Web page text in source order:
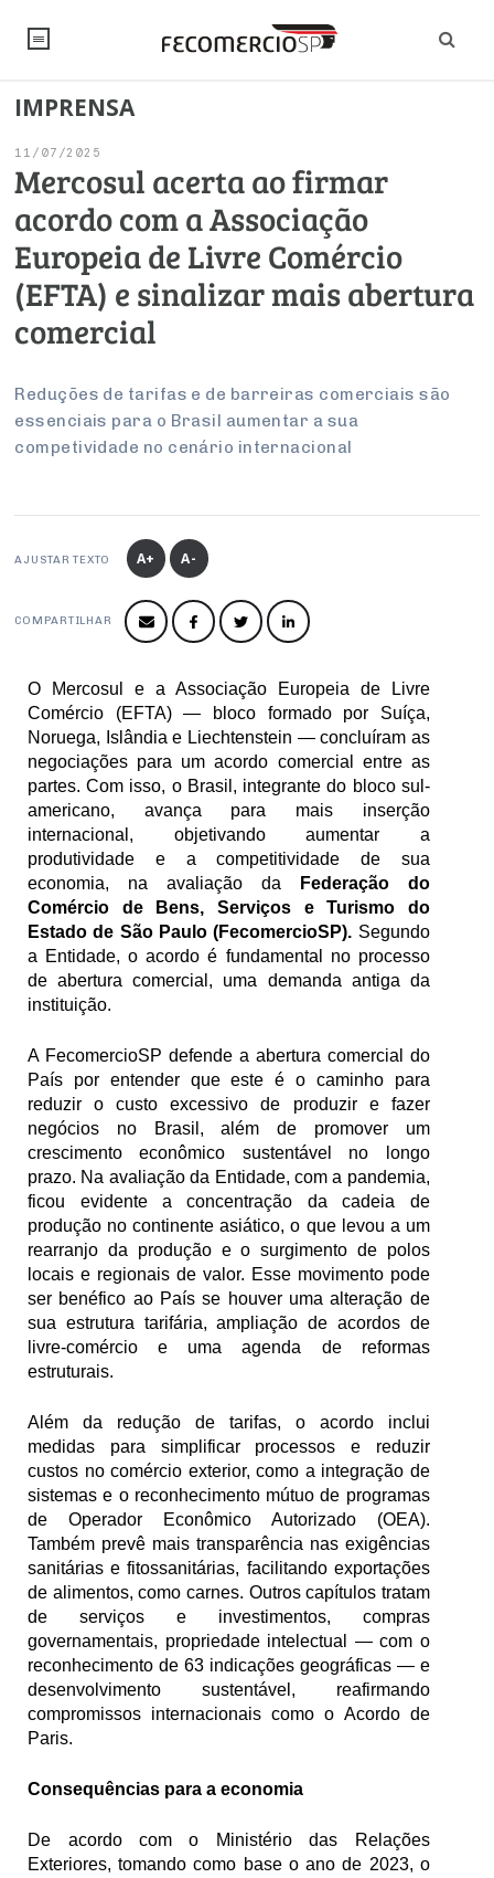
NOTÍCIAS
Artigos
Institucional
Debates Fecomercio-SP
PROJETOS ESPECIAIS:
UM BRASIL
Economia
Pesquisas
Brasil
Modernização do Estado
Economia Digital
Legislação
Trabalho
Arbitragem e Mediação
Reforma Tributária
Negócios
Atacado
PROJETOS ESPECIAIS:
Sustentabilidade
COP30
Últimas Notícias
PESQUISAS
FALE CONOSCO
INSTITUCIONAL
Imprensa
Cecomercio
Prêmio de Sustentabilidade
CONSELHOS
Conselho de Turismo
Conselho de Assuntos Tributários
Conselho Estadual de Defesa do Contribuinte
Conselho de Economia Empresarial e Política
Conselho Superior de Direito
Conselho do Comércio Atacadista
Conselho de Serviços
Conselho de Relações Internacionais
Conselho de Sustentabilidade
Conselho de Comércio Eletrônico
EMPRESAS
IMPRENSA
11/07/2025
Mercosul acerta ao firmar
acordo com a Associação
Europeia de Livre Comércio
(EFTA) e sinalizar mais abertura
comercial
Reduções de tarifas e de barreiras comerciais são
essenciais para o Brasil aumentar a sua
competividade no cenário internacional
AJUSTAR TEXTO A+ A-
COMPARTILHAR
O Mercosul e a Associação Europeia de Livre
Comércio (EFTA) — bloco formado por Suíça,
Noruega, Islândia e Liechtenstein — concluíram as
negociações para um acordo comercial entre as
partes. Com isso, o Brasil, integrante do bloco sul-
americano, avança para mais inserção
internacional, objetivando aumentar a
produtividade e a competitividade de sua
economia, na avaliação da
Federação do
Comércio de Bens, Serviços e Turismo do
Estado de São Paulo (FecomercioSP). Segundo
a Entidade, o acordo é fundamental no processo
de abertura comercial, uma demanda antiga da
instituição.
A FecomercioSP defende a abertura comercial do
País por entender que este é o caminho para
reduzir o custo excessivo de produzir e fazer
negócios no Brasil, além de promover um
crescimento econômico sustentável no longo
prazo. Na avaliação da Entidade, com a pandemia,
ficou evidente a concentração da cadeia de
produção no continente asiático, o que levou a um
rearranjo da produção e o surgimento de polos
locais e regionais de valor. Esse movimento pode
ser benéfico ao País se houver uma alteração de
sua estrutura tarifária, ampliação de acordos de
livre-comércio e uma agenda de reformas
estruturais.
Além da redução de tarifas, o acordo inclui
medidas para simplificar processos e reduzir
custos no comércio exterior, como a integração de
sistemas e o reconhecimento mútuo de programas
de Operador Econômico Autorizado (OEA).
Também prevê mais transparência nas exigências
sanitárias e fitossanitárias, facilitando exportações
de alimentos, como carnes. Outros capítulos tratam
de serviços e investimentos, compras
governamentais, propriedade intelectual — com o
reconhecimento de 63 indicações geográficas — e
desenvolvimento sustentável, reafirmando
compromissos internacionais como o Acordo de
Paris.
Consequências para a economia
De acordo com o Ministério das Relações
Exteriores, tomando como base o ano de 2023, o